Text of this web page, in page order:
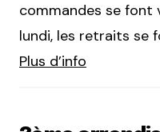
commandes se font
lundi, les retraits se
Plus d’info